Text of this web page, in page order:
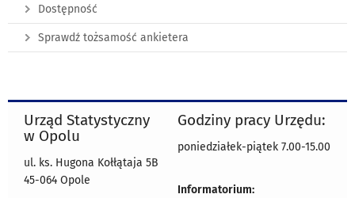
Dostępność
Sprawdź tożsamość ankietera
Urząd Statystyczny
w Opolu
ul. ks. Hugona Kołłątaja 5B
45-064 Opole
Godziny pracy Urzędu:
poniedziałek-piątek 7.00-15.00
Informatorium: